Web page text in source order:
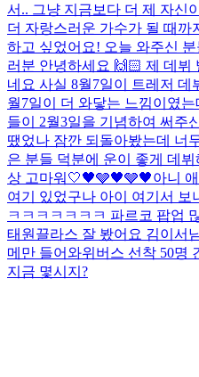
서.. 그냥 지금보다 더 제 자신
더 자랑스러운 가수가 될 때까
하고 싶었어요! 오늘 와주신
러분 안녕하세요 🙌🏻 제 데뷔
네요 사실 8월7일이 트레저 데
월7일이 더 와닿는 느낌이였
들이 2월3일을 기념하여 써주
땠었나 잠깐 되돌아봤는데 너
은 분들 덕분에 운이 좋게 데
상 고마워🤍🖤🩶🖤🩶🖤아니
여기 있었구나 아이 여기서 보
ㅋㅋㅋㅋㅋㅋㅋ 파르코 팝업
태원끌라스 잘 봤어요 김이서
메만 들어와위버스 선착 50명
지금 몇시지?